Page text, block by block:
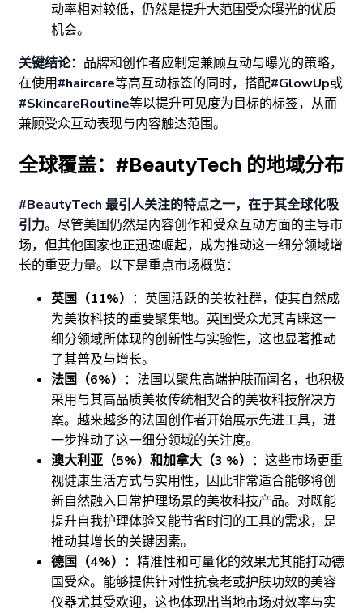
动率相对较低，仍然是提升大范围受众曝光的优质
机会。
关键结论：品牌和创作者应制定兼顾互动与曝光的策略，
在使用#haircare等高互动标签的同时，搭配#GlowUp或
#SkincareRoutine等以提升可见度为目标的标签，从而
兼顾受众互动表现与内容触达范围。
全球覆盖：#BeautyTech 的地域分布
#BeautyTech 最引人关注的特点之一，在于其全球化吸
引力。尽管美国仍然是内容创作和受众互动方面的主导市
场，但其他国家也正迅速崛起，成为推动这一细分领域增
长的重要力量。以下是重点市场概览：
英国（11%） ：英国活跃的美妆社群，使其自然成
为美妆科技的重要聚集地。英国受众尤其青睐这一
细分领域所体现的创新性与实验性，这也显著推动
了其普及与增长。
法国（6%） ：法国以聚焦高端护肤而闻名，也积极
采用与其高品质美妆传统相契合的美妆科技解决方
案。越来越多的法国创作者开始展示先进工具，进
一步推动了这一细分领域的关注度。
澳大利亚（5%）和加拿大（3 %） ：这些市场更重
视健康生活方式与实用性，因此非常适合能够将创
新自然融入日常护理场景的美妆科技产品。对既能
提升自我护理体验又能节省时间的工具的需求，是
推动其增长的关键因素。
德国（4%） ：精准性和可量化的效果尤其能打动德
国受众。能够提供针对性抗衰老或护肤功效的美容
仪器尤其受欢迎，这也体现出当地市场对效率与实